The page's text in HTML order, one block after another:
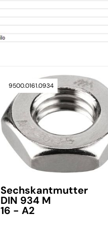
9500.0161.0934
Sechskantmutter
DIN 934 M
16 - A2